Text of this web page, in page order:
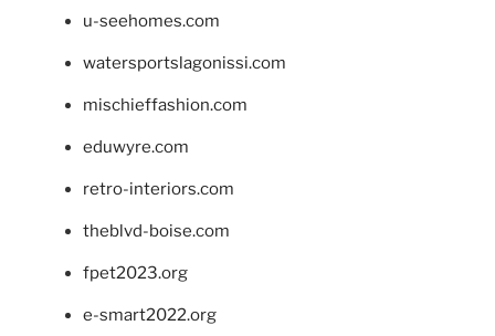
u-seehomes.com
watersportslagonissi.com
mischieffashion.com
eduwyre.com
retro-interiors.com
theblvd-boise.com
fpet2023.org
e-smart2022.org